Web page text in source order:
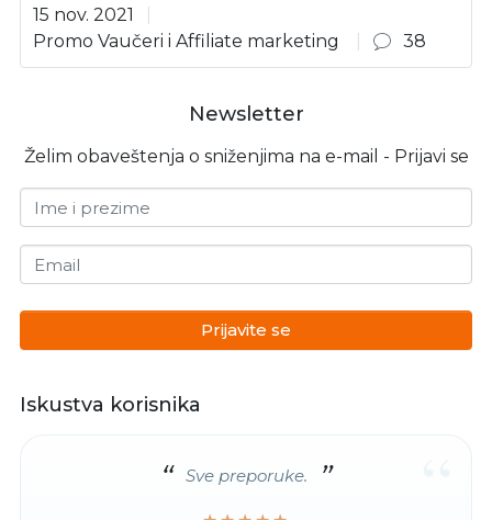
15 nov. 2021
Promo Vaučeri i Affiliate marketing
38
Newsletter
Želim obaveštenja o sniženjima na e-mail - Prijavi se
Ime i prezime
Email
Prijavite se
Iskustva korisnika
Sve preporuke.